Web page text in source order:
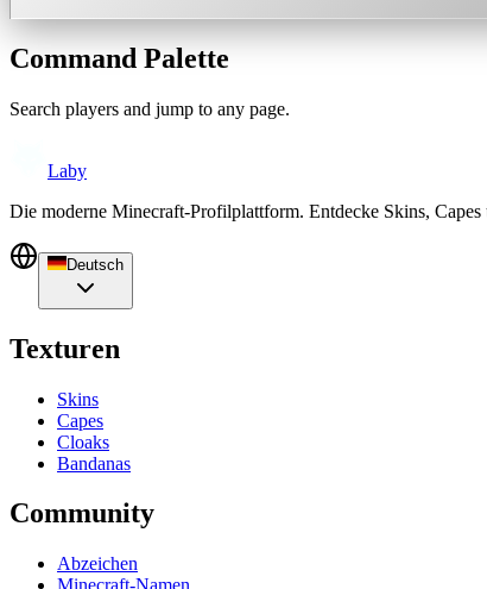
Command Palette
Search players and jump to any page.
Laby
Die moderne Minecraft-Profilplattform. Entdecke Skins,
Deutsch
Texturen
Skins
Capes
Cloaks
Bandanas
Community
Abzeichen